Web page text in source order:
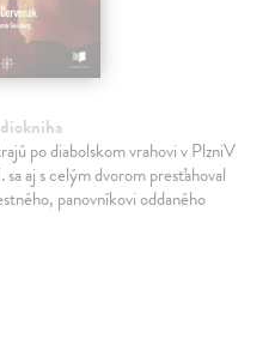
po diabolskom vrahovi v PlzniV
aj s celým dvorom presťahoval
panovníkovi oddaného